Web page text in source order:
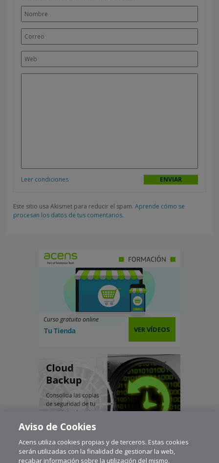
Leer condiciones
Este sitio usa Akismet para reducir el spam. Aprende cómo se
procesan los datos de tus comentarios.
Curso gratuito online
Tu Tienda VER VÍDEOS
Aviso de Cookies
Acens utiliza cookies propias y de terceros. Estas cookies
serán utilizadas con la finalidad de gestionar la web,
recabar información sobre la utilización del mismo,